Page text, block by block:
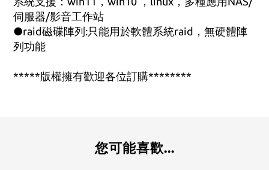
伺服器/影音工作站
●raid磁碟陣列:只能用於軟體系統raid，無硬體陣
列功能
*****版權擁有歡迎各位訂購********
您可能喜歡...